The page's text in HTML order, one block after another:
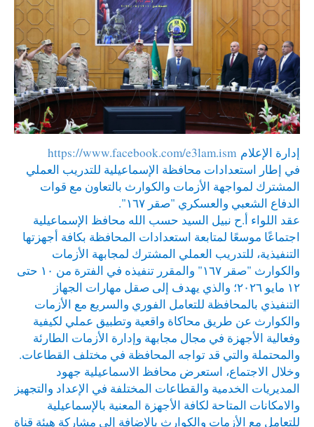
إدارة الإعلام https://www.facebook.com/e3lam.ism
في إطار استعدادات محافظة الإسماعيلية للتدريب العملي
المشترك لمواجهة الأزمات والكوارث بالتعاون مع قوات
الدفاع الشعبي والعسكري "صقر ١٦٧".
عقد اللواء أ.ح نبيل السيد حسب الله محافظ الإسماعيلية
اجتماعًا موسعًا لمتابعة استعدادات المحافظة بكافة أجهزتها
التنفيذية، للتدريب العملي المشترك لمجابهة الأزمات
والكوارث "صقر ١٦٧" والمقرر تنفيذه في الفترة من ١٠ حتى
١٢ مايو ٢٠٢٦؛ والذي يهدف إلى صقل مهارات الجهاز
التنفيذي بالمحافظة للتعامل الفوري والسريع مع الأزمات
والكوارث عن طريق محاكاة واقعية وتطبيق عملي لكيفية
وفعالية الأجهزة في مجال مجابهة وإدارة الأزمات الطارئة
والمحتملة والتي قد تواجه المحافظة في مختلف القطاعات.
وخلال الاجتماع، استعرض محافظ الاسماعيلية جهود
المديريات الخدمية والقطاعات المختلفة في الإعداد والتجهيز
والامكانات المتاحة لكافة الأجهزة المعنية بالإسماعيلية
للتعامل مع الأزمات والكوارث بالإضافة إلى مشاركة هيئة قناة